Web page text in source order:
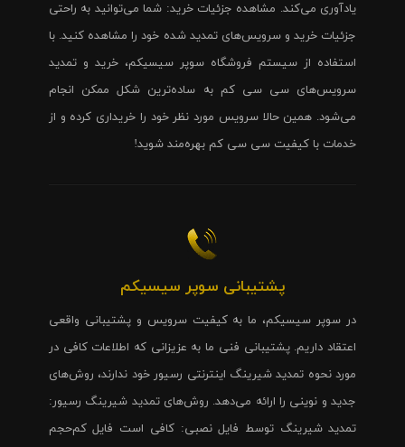
یادآوری می‌کند. مشاهده جزئیات خرید: شما می‌توانید به راحتی
جزئیات خرید و سرویس‌های تمدید شده خود را مشاهده کنید. با
استفاده از سیستم فروشگاه سوپر سیسیکم، خرید و تمدید
سرویس‌های سی سی کم به ساده‌ترین شکل ممکن انجام
می‌شود. همین حالا سرویس مورد نظر خود را خریداری کرده و از
خدمات با کیفیت سی سی کم بهره‌مند شوید!
پشتیبانی سوپر سیسیکم
در سوپر سیسیکم، ما به کیفیت سرویس و پشتیبانی واقعی
اعتقاد داریم. پشتیبانی فنی ما به عزیزانی که اطلاعات کافی در
مورد نحوه تمدید شیرینگ اینترنتی رسیور خود ندارند، روش‌های
جدید و نوینی را ارائه می‌دهد. روش‌های تمدید شیرینگ رسیور:
تمدید شیرینگ توسط فایل نصبی: کافی است فایل کم‌حجم